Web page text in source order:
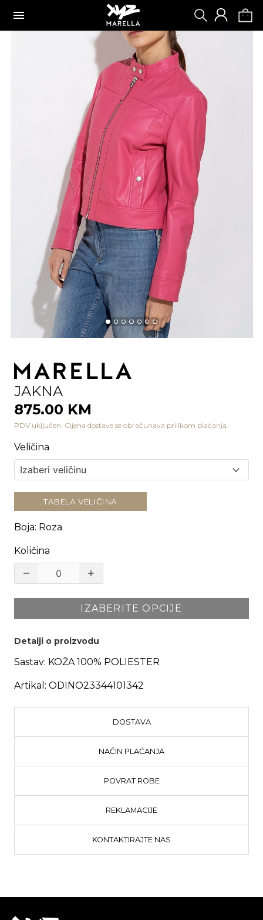
JAKNA
875.00 KM
PDV uključen. Cijena dostave se obračunava prilikom plaćanja.
Veličina
TABELA VELIČINA
Boja: Roza
Količina
IZABERITE OPCIJE
Detalji o proizvodu
Sastav: KOŽA 100% POLIESTER
Artikal: ODINO23344101342
DOSTAVA
NAČIN PLAĆANJA
POVRAT ROBE
REKLAMACIJE
KONTAKTIRAJTE NAS